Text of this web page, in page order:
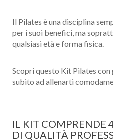
Il Pilates è una disciplina
per i suoi benefici, ma
qualsiasi età e forma fisica.
Scopri questo Kit Pilates con
subito ad allenarti
IL KIT COMPRENDE
DI QUALITÀ